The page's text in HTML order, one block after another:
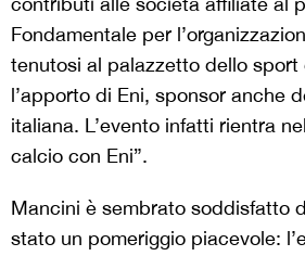
Fondamentale per
tenutosi al palazzetto dello sport
l’apporto di Eni, sponsor anche
italiana. L’evento infatti rientra
calcio con Eni”.
Mancini è sembrato soddisfatto
stato un pomeriggio piacevole: